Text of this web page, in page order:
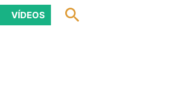
VÍDEOS Pesquisar